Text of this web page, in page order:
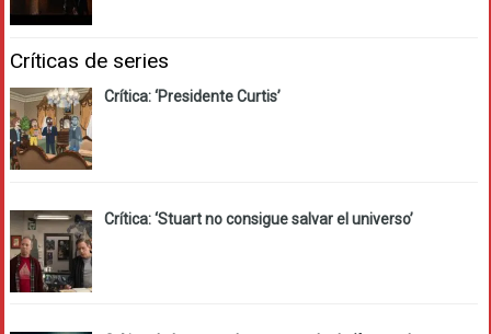
Críticas de series
Crítica: ‘Presidente Curtis’
Crítica: ‘Stuart no consigue salvar el universo’